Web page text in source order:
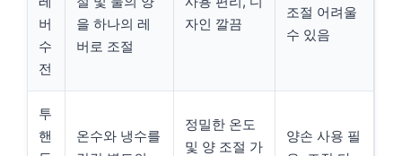
버
수
전
을 하나의 레
버로 조절
자인 깔끔
조절 어려울
수 있음
투
핸
온수와 냉수를
정밀한 온도
및 양 조절 가
양손 사용 필